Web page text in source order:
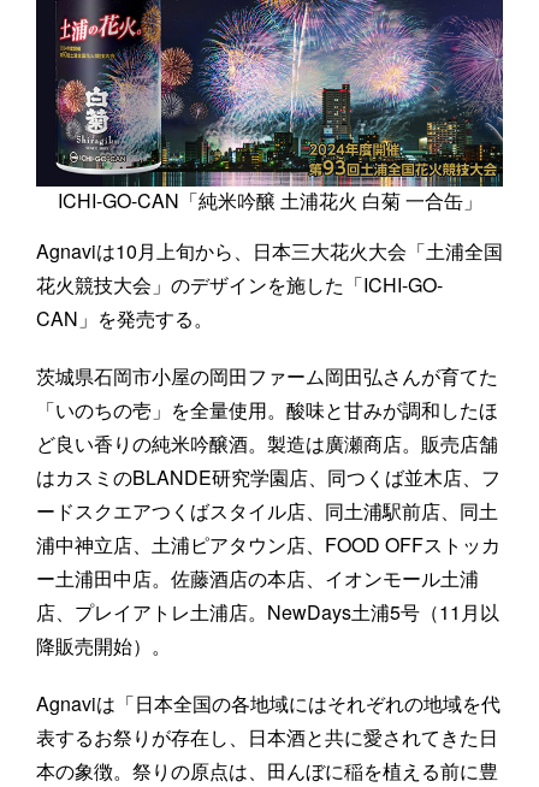
ICHI-GO-CAN「純米吟醸 土浦花火 白菊 一合缶」
Agnaviは10月上旬から、日本三大花火大会「土浦全国
花火競技大会」のデザインを施した「ICHI-GO-
CAN」を発売する。
茨城県石岡市小屋の岡田ファーム岡田弘さんが育てた
「いのちの壱」を全量使用。酸味と甘みが調和したほ
ど良い香りの純米吟醸酒。製造は廣瀬商店。販売店舗
はカスミのBLANDE研究学園店、同つくば並木店、フ
ードスクエアつくばスタイル店、同土浦駅前店、同土
浦中神立店、土浦ピアタウン店、FOOD OFFストッカ
ー土浦田中店。佐藤酒店の本店、イオンモール土浦
店、プレイアトレ土浦店。NewDays土浦5号（11月以
降販売開始）。
Agnaviは「日本全国の各地域にはそれぞれの地域を代
表するお祭りが存在し、日本酒と共に愛されてきた日
本の象徴。祭りの原点は、田んぼに稲を植える前に豊